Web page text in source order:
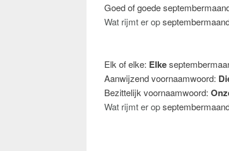
Goed of goede
Wat rijmt er op
Elk of elke: Elke
Aanwijzend voornaamwoord:
Bezittelijk voornaamwoord:
Wat rijmt er op